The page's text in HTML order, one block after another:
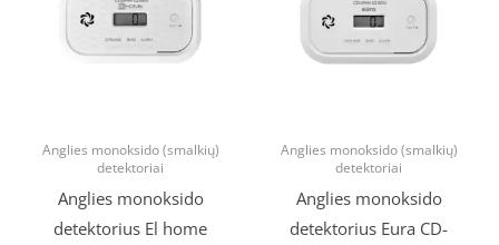
Anglies monoksido (smalkių)
detektoriai
Anglies monoksido
detektorius El home
Anglies monoksido (smalkių)
detektoriai
Anglies monoksido
detektorius Eura CD-